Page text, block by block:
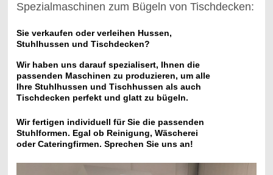
Spezialmaschinen zum Bügeln von Tischdecken:
Sie verkaufen oder verleihen Hussen,
Stuhlhussen und Tischdecken?
Wir haben uns darauf spezialisert, Ihnen die
passenden Maschinen zu produzieren, um alle
Ihre Stuhlhussen und Tischhussen als auch
Tischdecken perfekt und glatt zu bügeln.
Wir fertigen individuell für Sie die passenden
Stuhlformen. Egal ob Reinigung, Wäscherei
oder Cateringfirmen. Sprechen Sie uns an!